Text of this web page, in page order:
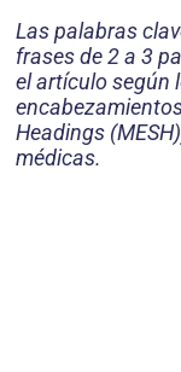
Las palabras
frases de 2 a 3
el artículo según
Headings
médicas.